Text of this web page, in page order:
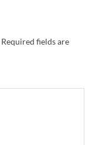
Required fields are